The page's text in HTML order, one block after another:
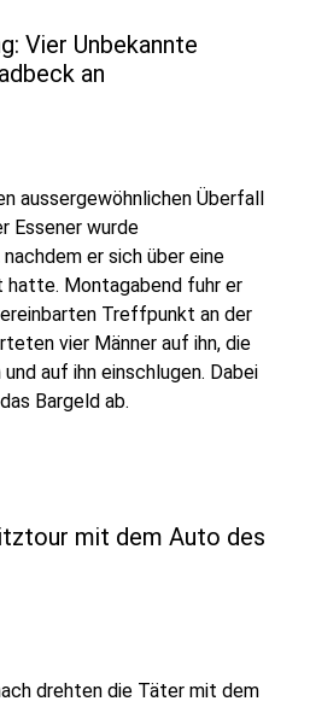
Vier Unbekannte
an
aussergewöhnlichen Überfall
Essener wurde
er sich über eine
hatte. Montagabend fuhr er
Treffpunkt an der
vier Männer auf ihn, die
auf ihn einschlugen. Dabei
Bargeld ab.
mit dem Auto des
drehten die Täter mit dem